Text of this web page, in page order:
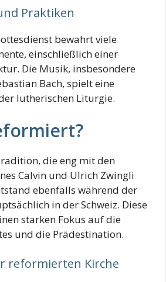
Praktiken
bewahrt viele
einschließlich einer
Die Musik, insbesondere
Bach, spielt eine
lutherischen Liturgie.
die eng mit den
Calvin und Ulrich Zwingli
ebenfalls während der
in der Schweiz. Diese
starken Fokus auf die
und die Prädestination.
reformierten Kirche